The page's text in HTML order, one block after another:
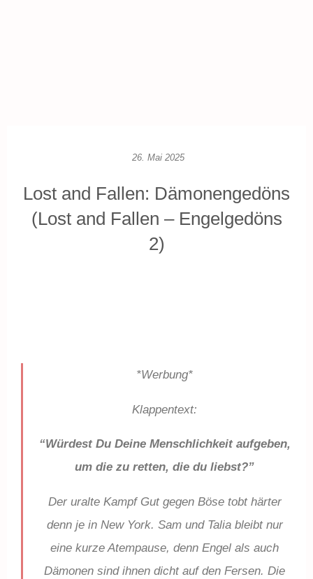
26. Mai 2025
Lost and Fallen: Dämonengedöns
(Lost and Fallen – Engelgedöns
2)
*Werbung*
Klappentext:
“Würdest Du Deine Menschlichkeit aufgeben,
um die zu retten, die du liebst?”
Der uralte Kampf Gut gegen Böse tobt härter
denn je in New York. Sam und Talia bleibt nur
eine kurze Atempause, denn Engel als auch
Dämonen sind ihnen dicht auf den Fersen. Die